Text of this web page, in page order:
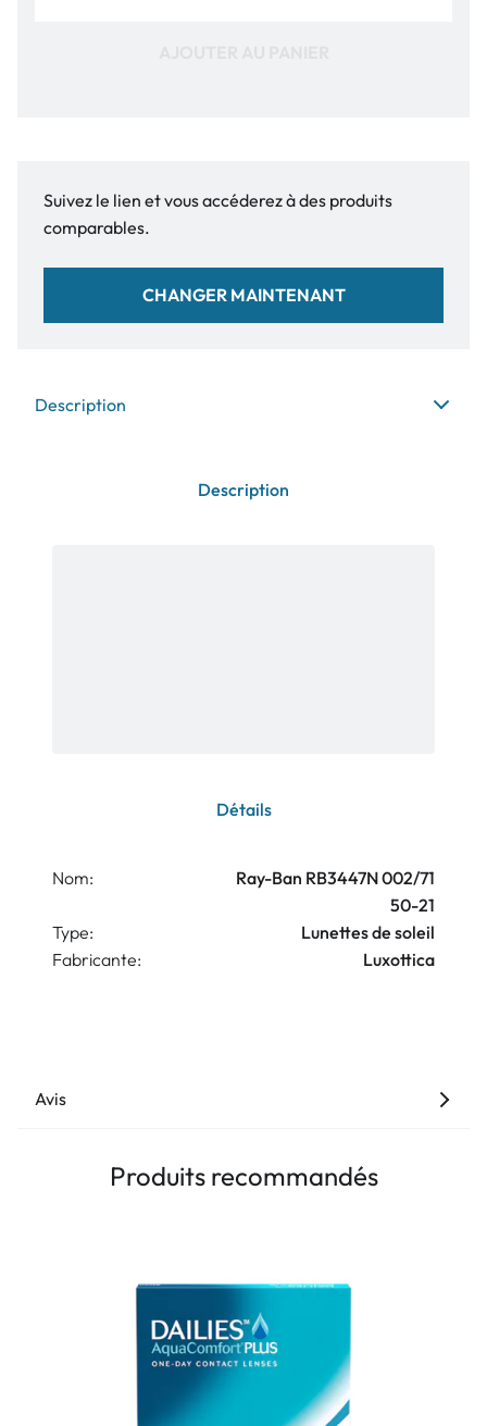
Suivez le lien et vous accéderez à des produits
comparables.
CHANGER MAINTENANT
Description
Description
Détails
Nom:
Ray-Ban RB3447N 002/71
50-21
Type:
Lunettes de soleil
Fabricante:
Luxottica
Avis
Produits recommandés